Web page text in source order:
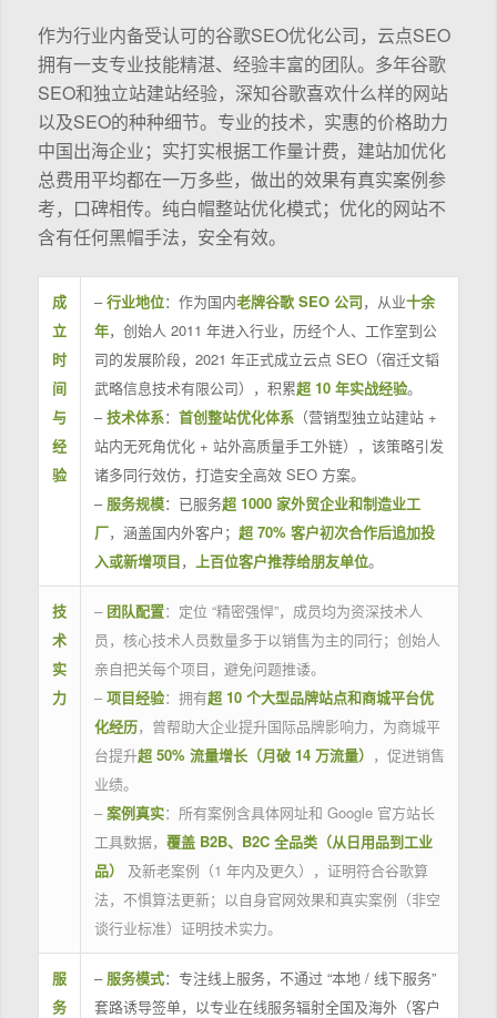
作为行业内备受认可的谷歌SEO优化公司，云点SEO
拥有一支专业技能精湛、经验丰富的团队。多年谷歌
SEO和独立站建站经验，深知谷歌喜欢什么样的网站
以及SEO的种种细节。专业的技术，实惠的价格助力
中国出海企业；实打实根据工作量计费，建站加优化
总费用平均都在一万多些，做出的效果有真实案例参
考，口碑相传。纯白帽整站优化模式；优化的网站不
含有任何黑帽手法，安全有效。
成
立
时
间
与
经
验
–行业地位：作为国内老牌谷歌 SEO 公司，从业十余
年，创始人 2011 年进入行业，历经个人、工作室到公
司的发展阶段，2021 年正式成立云点 SEO（宿迁文韬
武略信息技术有限公司），积累超 10 年实战经验。
–技术体系： 首创整站优化体系（营销型独立站建站 +
站内无死角优化 + 站外高质量手工外链），该策略引发
诸多同行效仿，打造安全高效 SEO 方案。
– 服务规模：已服务超 1000 家外贸企业和制造业工
厂，涵盖国内外客户； 超 70% 客户初次合作后追加投
入或新增项目， 上百位客户推荐给朋友单位。
技
术
实
力
– 团队配置：定位 “精密强悍”，成员均为资深技术人
员，核心技术人员数量多于以销售为主的同行；创始人
亲自把关每个项目，避免问题推诿。
– 项目经验：拥有超 10 个大型品牌站点和商城平台优
化经历，曾帮助大企业提升国际品牌影响力，为商城平
台提升超 50% 流量增长（月破 14 万流量） ，促进销售
业绩。
– 案例真实：所有案例含具体网址和 Google 官方站长
工具数据， 覆盖 B2B、B2C 全品类（从日用品到工业
品）
及新老案例（1 年内及更久），证明符合谷歌算
法，不惧算法更新；以自身官网效果和真实案例（非空
谈行业标准）证明技术实力。
服
务
– 服务模式：专注线上服务，不通过 “本地 / 线下服务”
套路诱导签单，以专业在线服务辐射全国及海外（客户